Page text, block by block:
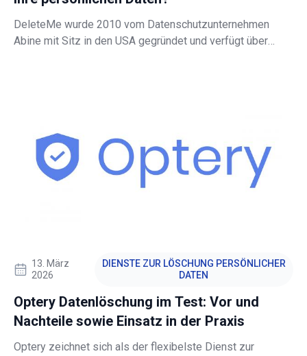
DeleteMe wurde 2010 vom Datenschutzunternehmen
Abine mit Sitz in den USA gegründet und verfügt über
13. März
2026
DIENSTE ZUR LÖSCHUNG PERSÖNLICHER
DATEN
Optery Datenlöschung im Test: Vor und
Nachteile sowie Einsatz in der Praxis
Optery zeichnet sich als der flexibelste Dienst zur